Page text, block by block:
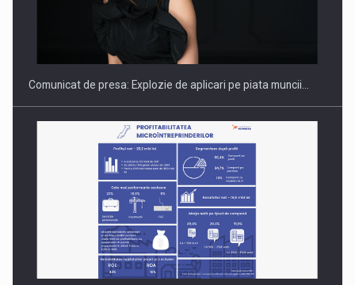
Hard Enduro Piatra Craiului 2026, fueled by benzinariile RO…
Comunicat de presa: Explozie de aplicari pe piata muncii…